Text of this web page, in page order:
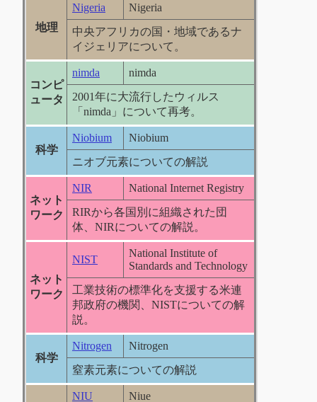
地理
Nigeria
Nigeria
中央アフリカの国・地域であるナ
イジェリアについて。
コンピ
ュータ
nimda
nimda
2001年に大流行したウィルス
「nimda」について再考。
科学
Niobium
Niobium
ニオブ元素についての解説
ネット
ワーク
NIR
National Internet Registry
RIRから各国別に組織された団
体、NIRについての解説。
ネット
ワーク
NIST
National Institute of
Standards and Technology
工業技術の標準化を支援する米連
邦政府の機関、NISTについての解
説。
科学
Nitrogen
Nitrogen
窒素元素についての解説
NIU Niue